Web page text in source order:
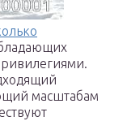
масштабам